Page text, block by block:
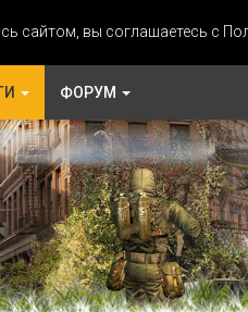
сайтом, вы соглашаетесь с
ФОРУМ